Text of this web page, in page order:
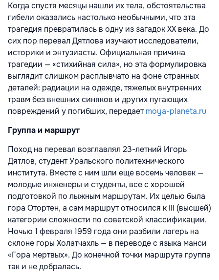
Когда спустя месяцы нашли их тела, обстоятельства
гибели оказались настолько необычными, что эта
трагедия превратилась в одну из загадок XX века. До
сих пор перевал Дятлова изучают исследователи,
историки и энтузиасты. Официальная причина
трагедии — «стихийная сила», но эта формулировка
выглядит слишком расплывчато на фоне странных
деталей: радиации на одежде, тяжелых внутренних
травм без внешних синяков и других пугающих
повреждений у погибших, передаетmoya-planeta.ru
Группа и маршрут
Поход на перевал возглавлял 23-летний Игорь
Дятлов, студент Уральского политехнического
института. Вместе с ним шли еще восемь человек —
молодые инженеры и студенты, все с хорошей
подготовкой по лыжным маршрутам. Их целью была
гора Отортен, а сам маршрут относился к III (высшей)
категории сложности по советской классификации.
Ночью 1 февраля 1959 года они разбили лагерь на
склоне горы Холатчахль — в переводе с языка манси
«Гора мертвых». До конечной точки маршрута группа
так и не добралась.